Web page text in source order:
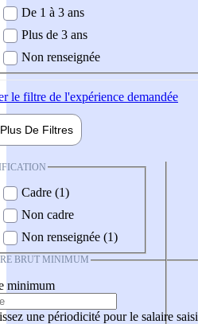
De 1 à 3 ans
Plus de 3 ans
Non renseignée
le filtre de l'expérience demandée
Plus De Filtres
Cadre (1)
Non cadre
Non renseignée (1)
BRUT MINIMUM
minimum
une périodicité pour le salaire saisi